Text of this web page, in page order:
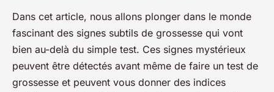
Dans cet article, nous allons plonger dans le monde
fascinant des signes subtils de grossesse qui vont
bien au-delà du simple test. Ces signes mystérieux
peuvent être détectés avant même de faire un test de
grossesse et peuvent vous donner des indices